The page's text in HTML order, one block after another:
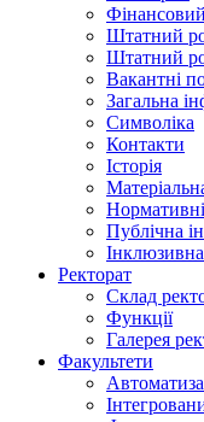
Фінансовий
Штатний
Штатний
Вакантні
Загальна
Символіка
Контакти
Історія
Публічна
Інклюзивна
Ректорат
Склад
Функції
Галерея
Факультети